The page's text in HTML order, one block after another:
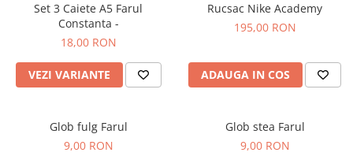
Set 3 Caiete A5 Farul
Constanta -
18,00 RON
VEZI VARIANTE
Rucsac Nike Academy
195,00 RON
ADAUGA IN COS
Glob fulg Farul
9,00 RON
Glob stea Farul
9,00 RON